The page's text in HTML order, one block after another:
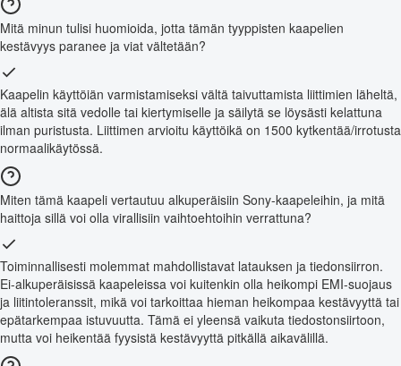
Mitä minun tulisi huomioida, jotta tämän tyyppisten kaapelien
kestävyys paranee ja viat vältetään?
Kaapelin käyttöiän varmistamiseksi vältä taivuttamista liittimien läheltä,
älä altista sitä vedolle tai kiertymiselle ja säilytä se löysästi kelattuna
ilman puristusta. Liittimen arvioitu käyttöikä on 1500 kytkentää/irrotusta
normaalikäytössä.
Miten tämä kaapeli vertautuu alkuperäisiin Sony-kaapeleihin, ja mitä
haittoja sillä voi olla virallisiin vaihtoehtoihin verrattuna?
Toiminnallisesti molemmat mahdollistavat latauksen ja tiedonsiirron.
Ei-alkuperäisissä kaapeleissa voi kuitenkin olla heikompi EMI-suojaus
ja liitintoleranssit, mikä voi tarkoittaa hieman heikompaa kestävyyttä tai
epätarkempaa istuvuutta. Tämä ei yleensä vaikuta tiedostonsiirtoon,
mutta voi heikentää fyysistä kestävyyttä pitkällä aikavälillä.